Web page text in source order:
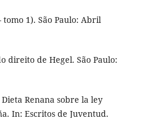
tomo 1). São Paulo: Abril
direito de Hegel. São Paulo:
Dieta Renana sobre la ley
In: Escritos de Juventud.